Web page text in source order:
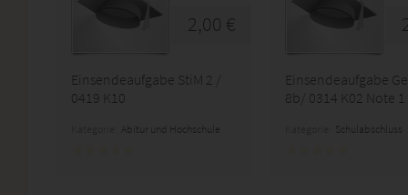
2,00 €
Einsendeaufgabe StiM 2 /
0419 K10
Abitur und Hochschule
Einsendeaufgabe
8b/ 0314 K02 Note 1
Schulabschluss